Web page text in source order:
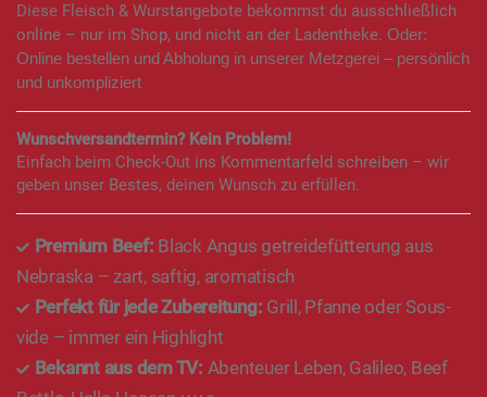
Diese Fleisch & Wurstangebote bekommst du ausschließlich
online – nur im Shop, und nicht an der Ladentheke. Oder:
Online bestellen und Abholung in unserer Metzgerei – persönlich
und unkompliziert
Wunschversandtermin? Kein Problem!
Einfach beim Check-Out ins Kommentarfeld schreiben – wir
geben unser Bestes, deinen Wunsch zu erfüllen.
Premium Beef: Black Angus getreidefütterung aus
Nebraska – zart, saftig, aromatisch
Perfekt für jede Zubereitung: Grill, Pfanne oder Sous-
vide – immer ein Highlight
Bekannt aus dem TV: Abenteuer Leben, Galileo, Beef